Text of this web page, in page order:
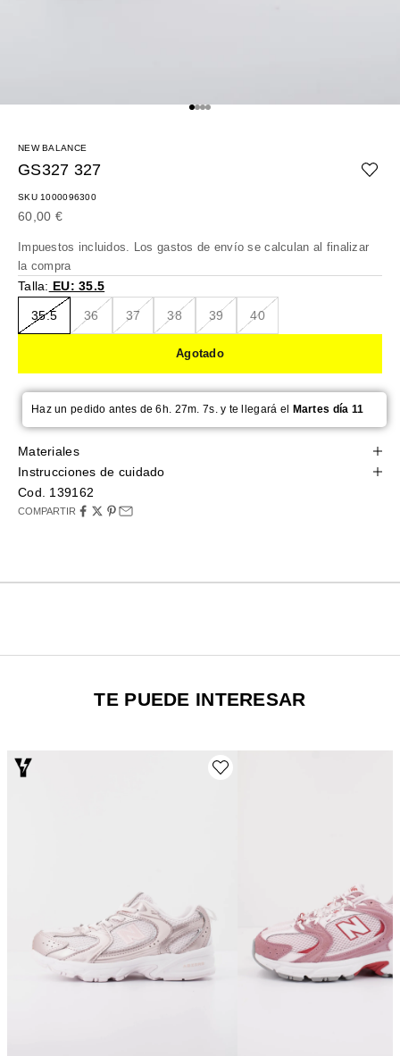
Ir al artículo 1
Ir al artículo 2
Ir al artículo 3
Ir al artículo 4
NEW BALANCE
GS327 327
SKU 1000096300
Precio de oferta
60,00 €
Impuestos incluidos. Los gastos de envío se calculan al finalizar
la compra
Talla: EU: 35.5
35.5 36 37 38 39 40
Agotado
Haz un pedido antes de 6h. 27m. 7s. y te llegará el Martes día 11
Materiales
Instrucciones de cuidado
Cod. 139162
COMPARTIR
TE PUEDE INTERESAR